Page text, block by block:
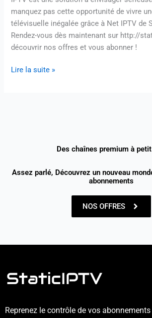
manquez pas cette opportunité de vivre
télévisuelle inégalée grâce à Net IPTV de
Rendez-vous dès maintenant sur http://
découvrir nos offres et vous abonner !
Lire la suite »
Des chaînes premium à
Assez parlé, Découvrez un nouveau
abonnements
NOS OFFRES
Reprenez le contrôle de vos